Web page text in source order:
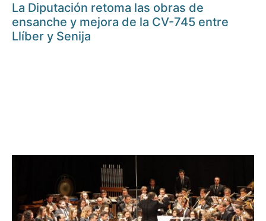
La Diputación retoma las obras de
ensanche y mejora de la CV-745 entre
Llíber y Senija